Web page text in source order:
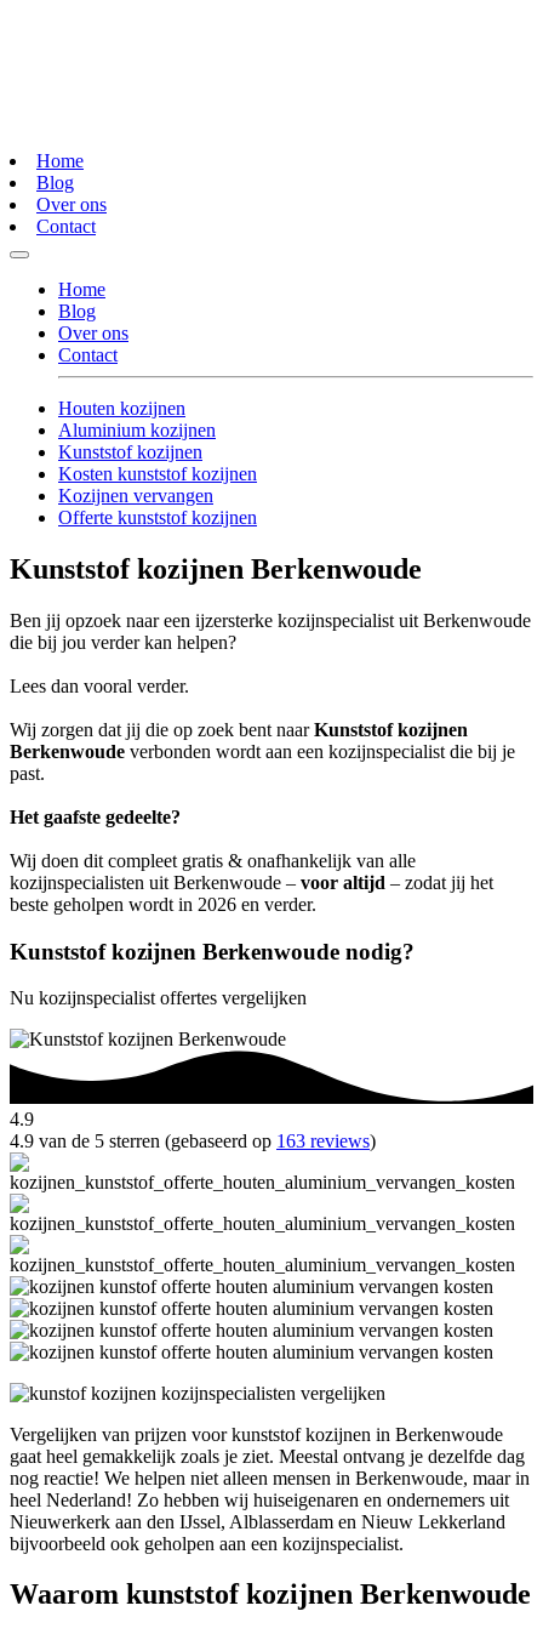
Home
Blog
Over ons
Contact
Home
Blog
Over ons
Contact
Houten kozijnen
Aluminium kozijnen
Kunststof kozijnen
Kosten kunststof kozijnen
Kozijnen vervangen
Offerte kunststof kozijnen
Kunststof kozijnen Berkenwoude
Ben jij opzoek naar een ijzersterke kozijnspecialist uit Berkenwoude
die bij jou verder kan helpen?
Lees dan vooral verder.
Wij zorgen dat jij die op zoek bent naarKunststof kozijnen
Berkenwoude verbonden wordt aan een kozijnspecialist die bij je
past.
Het gaafste gedeelte?
Wij doen dit compleet gratis & onafhankelijk van alle
kozijnspecialisten uit Berkenwoude – voor altijd – zodat jij het
beste geholpen wordt in 2026 en verder.
Kunststof kozijnen Berkenwoude nodig?
Nu kozijnspecialist offertes vergelijken
4.9
4.9 van de 5 sterren (gebaseerd op 163 reviews)
Vergelijken van prijzen voor kunststof kozijnen in Berkenwoude
gaat heel gemakkelijk zoals je ziet. Meestal ontvang je dezelfde dag
nog reactie! We helpen niet alleen mensen in Berkenwoude, maar in
heel Nederland! Zo hebben wij huiseigenaren en ondernemers uit
Nieuwerkerk aan den IJssel, Alblasserdam en Nieuw Lekkerland
bijvoorbeeld ook geholpen aan een kozijnspecialist.
Waarom kunststof kozijnen Berkenwoude